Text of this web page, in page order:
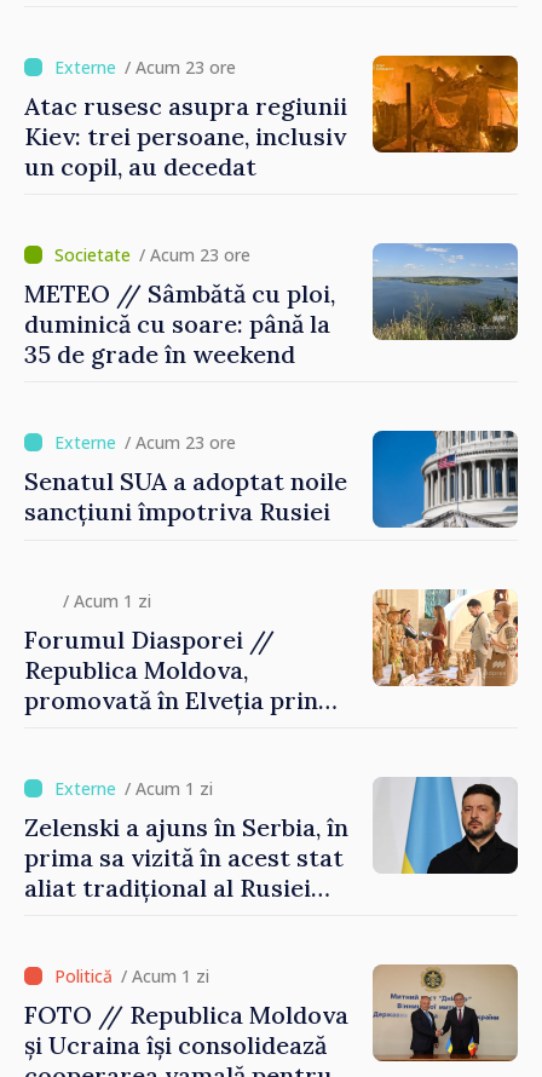
/ Acum 23 ore
Atac rusesc asupra regiunii
Kiev: trei persoane, inclusiv
un copil, au decedat
/ Acum 23 ore
METEO // Sâmbătă cu ploi,
duminică cu soare: până la
35 de grade în weekend
/ Acum 23 ore
Senatul SUA a adoptat noile
sancțiuni împotriva Rusiei
/ Acum 1 zi
Forumul Diasporei //
Republica Moldova,
promovată în Elveția prin
/ Acum 1 zi
Zelenski a ajuns în Serbia, în
prima sa vizită în acest stat
aliat tradițional al Rusiei
/ Acum 1 zi
FOTO // Republica Moldova
și Ucraina își consolidează